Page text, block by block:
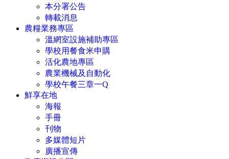
本分署公告
轉載消息
農糧業務專區
溫網室設施補助專區
學校用餐食米申購
活化農地專區
農業機械及自動化
學校午餐三章一Q
鮮享在地
海報
手冊
刊物
多媒體短片
廣播宣傳